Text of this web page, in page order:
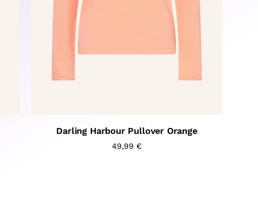
Darling Harbour Pullover Orange
49,99 €